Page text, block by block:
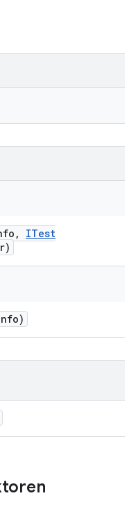
,
ITest